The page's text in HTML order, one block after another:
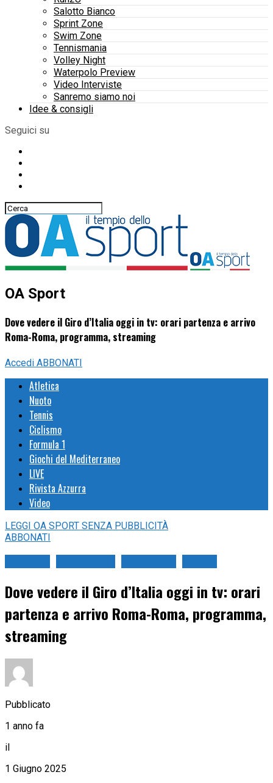
Salotto Bianco
Sprint Zone
Swim Zone
Tennismania
Volley Night
Waterpolo Preview
Video Interviste
Sanremo siamo noi
Idee & consigli
Seguici su
OA Sport
Dove vedere il Giro d’Italia oggi in tv: orari partenza e arrivo
Roma-Roma, programma, streaming
Accedi ABBONATI
Atletica
Nuoto
Tennis
Ciclismo
Formula 1
Giochi del Mediterraneo
LIVE
Rivista Azzurra
Video
LEGGI OA SPORT SENZA PUBBLICITÀ
ABBONATI
Dove vedere il Giro d’Italia oggi in tv: orari
partenza e arrivo Roma-Roma, programma,
streaming
Pubblicato
1 anno fa
il
1 Giugno 2025